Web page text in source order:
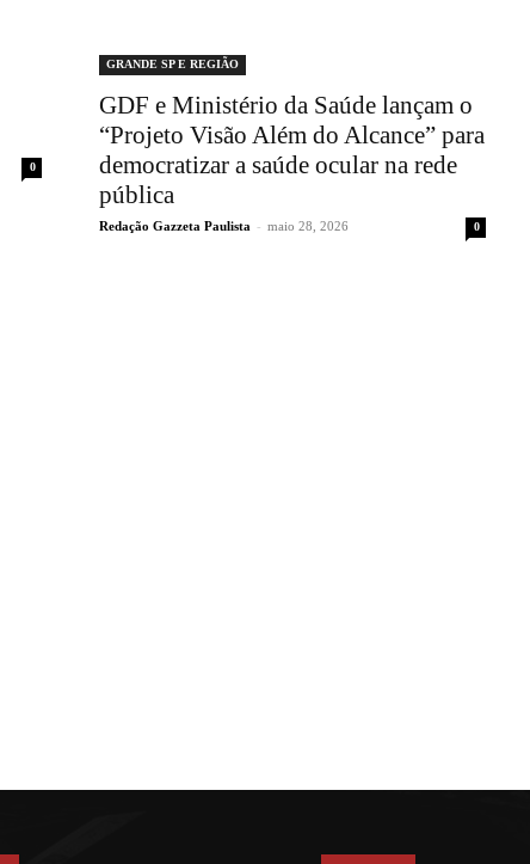
0
GRANDE SP E REGIÃO
GDF e Ministério da Saúde lançam o
“Projeto Visão Além do Alcance” para
democratizar a saúde ocular na rede
pública
Redação Gazzeta Paulista - maio 28, 2026 0